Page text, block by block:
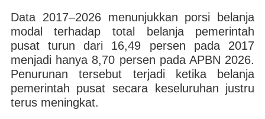
Data 2017–2026 menunjukkan porsi belanja
modal terhadap total belanja pemerintah
pusat turun dari 16,49 persen pada 2017
menjadi hanya 8,70 persen pada APBN 2026.
Penurunan tersebut terjadi ketika belanja
pemerintah pusat secara keseluruhan justru
terus meningkat.